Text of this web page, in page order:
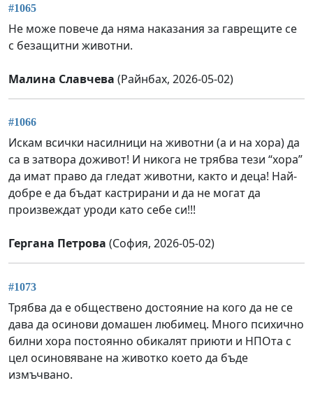
#1065
Не може повече да няма наказания за гаврещите се
с безащитни животни.
Малина Славчева (Райнбах, 2026-05-02)
#1066
Искам всички насилници на животни (а и на хора) да
са в затвора доживот! И никога не трябва тези “хора”
да имат право да гледат животни, както и деца! Най-
добре е да бъдат кастрирани и да не могат да
произвеждат уроди като себе си!!!
Гергана Петрова (София, 2026-05-02)
#1073
Трябва да е обществено достояние на кого да не се
дава да осинови домашен любимец. Много психично
билни хора постоянно обикалят приюти и НПОта с
цел осиновяване на животко което да бъде
измъчвано.